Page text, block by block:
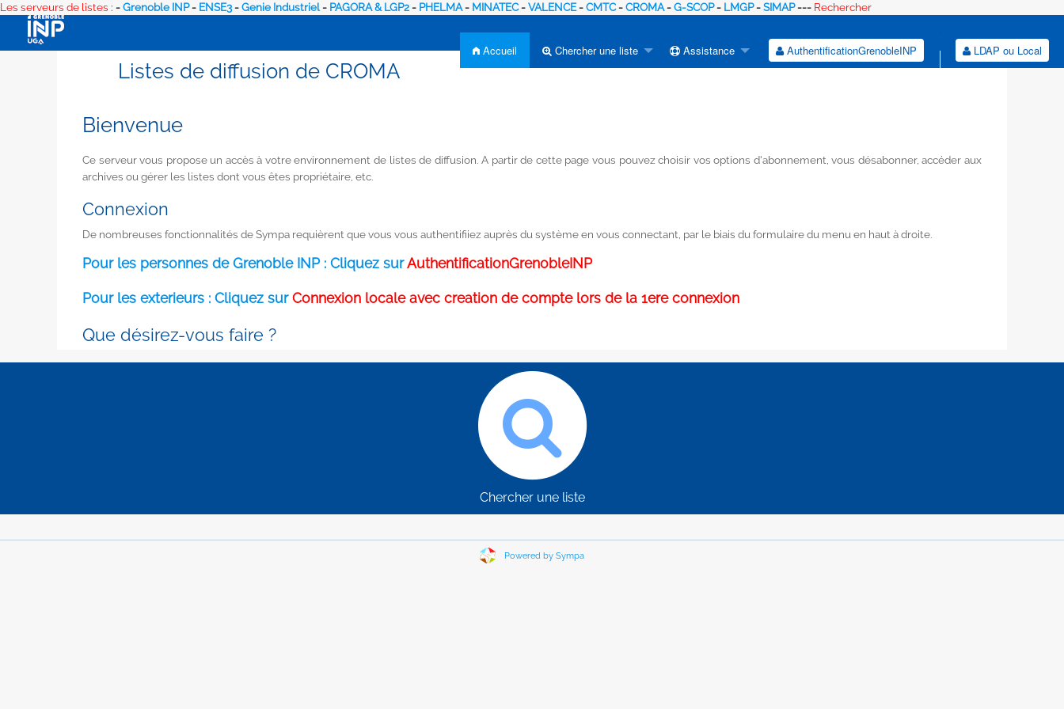
Les serveurs de listes : -Grenoble INP- ENSE3-Genie Industriel- PAGORA & LGP2- PHELMA- MINATEC-VALENCE-CMTC-CROMA-G-SCOP- LMGP-SIMAP--- Rechercher
Accueil Chercher une liste Assistance AuthentificationGrenobleINP LDAP ou Local
Listes de diffusion de CROMA
Bienvenue
Ce serveur vous propose un accès à votre environnement de listes de diffusion. A partir de cette page vous pouvez choisir vos options d'abonnement, vous désabonner, accéder aux
archives ou gérer les listes dont vous êtes propriétaire, etc.
Connexion
De nombreuses fonctionnalités de Sympa requièrent que vous vous authentifiiez auprès du système en vous connectant, par le biais du formulaire du menu en haut à droite.
Pour les personnes de Grenoble INP : Cliquez surAuthentificationGrenobleINP
Pour les exterieurs : Cliquez surConnexion locale avec creation de compte lors de la 1ere connexion
Que désirez-vous faire ?
Chercher une liste
Powered by Sympa